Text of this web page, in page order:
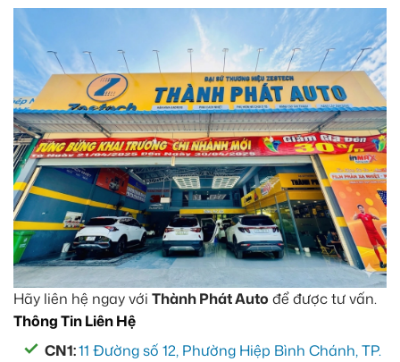
Hãy liên hệ ngay với Thành Phát Auto để được tư vấn.
Thông Tin Liên Hệ
CN1:11 Đường số 12, Phường Hiệp Bình Chánh, TP.